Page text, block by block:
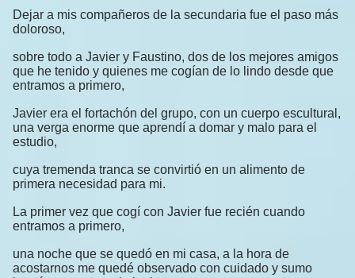
Dejar a mis compañeros de la secundaria fue el paso más
doloroso,
sobre todo a Javier y Faustino, dos de los mejores amigos
que he tenido y quienes me cogían de lo lindo desde que
entramos a primero,
Javier era el fortachón del grupo, con un cuerpo escultural,
una verga enorme que aprendí a domar y malo para el
estudio,
cuya tremenda tranca se convirtió en un alimento de
primera necesidad para mi.
La primer vez que cogí con Javier fue recién cuando
entramos a primero,
una noche que se quedó en mi casa, a la hora de
acostarnos me quedé observado con cuidado y sumo